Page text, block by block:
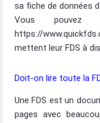
sa fiche de données
Vous pouvez
https://
mettent leur FDS à
Doit-on lire toute la
Une FDS est un
pages avec